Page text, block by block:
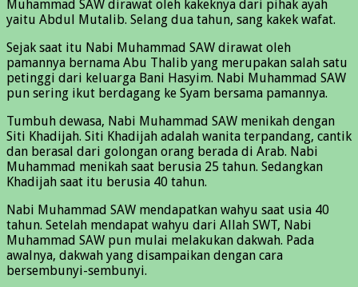
Muhammad SAW dirawat oleh kakeknya dari pihak ayah
yaitu Abdul Mutalib. Selang dua tahun, sang kakek wafat.
Sejak saat itu Nabi Muhammad SAW dirawat oleh
pamannya bernama Abu Thalib yang merupakan salah satu
petinggi dari keluarga Bani Hasyim. Nabi Muhammad SAW
pun sering ikut berdagang ke Syam bersama pamannya.
Tumbuh dewasa, Nabi Muhammad SAW menikah dengan
Siti Khadijah. Siti Khadijah adalah wanita terpandang, cantik
dan berasal dari golongan orang berada di Arab. Nabi
Muhammad menikah saat berusia 25 tahun. Sedangkan
Khadijah saat itu berusia 40 tahun.
Nabi Muhammad SAW mendapatkan wahyu saat usia 40
tahun. Setelah mendapat wahyu dari Allah SWT, Nabi
Muhammad SAW pun mulai melakukan dakwah. Pada
awalnya, dakwah yang disampaikan dengan cara
bersembunyi-sembunyi.